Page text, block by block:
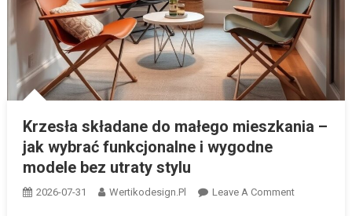
Krzesła składane do małego mieszkania –
jak wybrać funkcjonalne i wygodne
modele bez utraty stylu
2026-07-31 Wertikodesign.pl Leave A CommentOn